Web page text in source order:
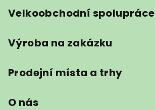
Velkoobchodní spolupráce
Výroba na zakázku
Prodejní místa a trhy
O nás